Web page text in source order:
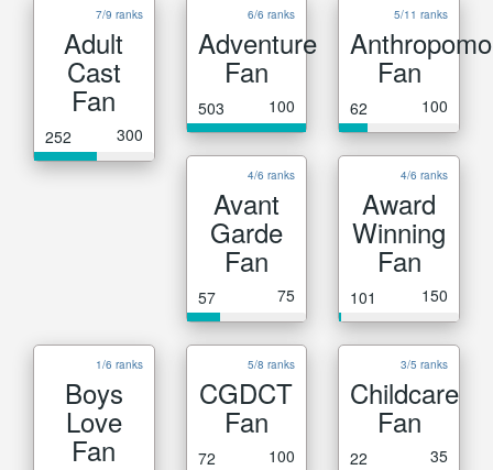
7/9 ranks
Adult
Cast
Fan
252 300
6/6 ranks
Adventure
Fan
503 100
5/11 ranks
Fan
62 100
4/6 ranks
Avant
Garde
Fan
57 75
4/6 ranks
Award
Winning
Fan
101 150
1/6 ranks
Boys
Love
Fan
5/8 ranks
CGDCT
Fan
72 100
3/5 ranks
Childcare
Fan
22 35